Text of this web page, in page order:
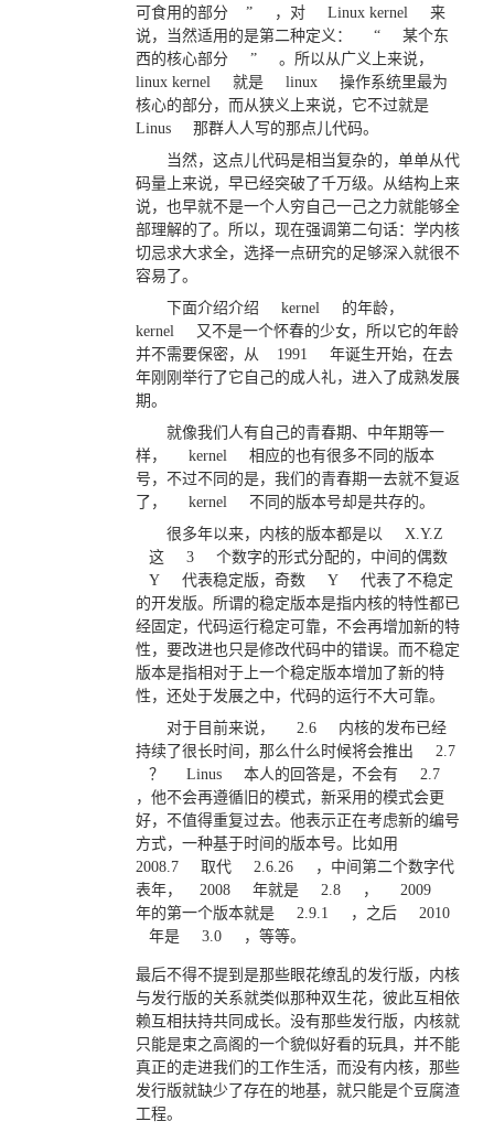
可食用的部分 ” ，对 Linux kernel
来
说，当然适用的是第二种定义：
“
某个东
西的核心部分
”
。所以从广义上来说，
linux kernel
就是 linux
操作系统里最为
核心的部分，而从狭义上来说，它不过就是
Linus
那群人人写的那点儿代码。
当然，这点儿代码是相当复杂的，单单从代
码量上来说，早已经突破了千万级。从结构上来
说，也早就不是一个人穷自己一己之力就能够全
部理解的了。所以，现在强调第二句话：学内核
切忌求大求全，选择一点研究的足够深入就很不
容易了。
下面介绍介绍
kernel
的年龄，
kernel
又不是一个怀春的少女，所以它的年龄
并不需要保密，从
1991
年诞生开始，在去
年刚刚举行了它自己的成人礼，进入了成熟发展
期。
就像我们人有自己的青春期、中年期等一
样，
kernel
相应的也有很多不同的版本
号，不过不同的是，我们的青春期一去就不复返
了，
kernel
不同的版本号却是共存的。
很多年以来，内核的版本都是以
X.Y.Z
这
3
个数字的形式分配的，中间的偶数
Y
代表稳定版，奇数 Y
代表了不稳定
的开发版。所谓的稳定版本是指内核的特性都已
经固定，代码运行稳定可靠，不会再增加新的特
性，要改进也只是修改代码中的错误。而不稳定
版本是指相对于上一个稳定版本增加了新的特
性，还处于发展之中，代码的运行不大可靠。
对于目前来说，
2.6
内核的发布已经
持续了很长时间，那么什么时候将会推出
2.7
？
Linus 本人的回答是，不会有
2.7
，他不会再遵循旧的模式，新采用的模式会更
好，不值得重复过去。他表示正在考虑新的编号
方式，一种基于时间的版本号。比如用
2008.7
取代 2.6.26
，中间第二个数字代
表年，
2008 年就是 2.8 ，
2009
年的第一个版本就是
2.9.1 ，之后
2010
年是
3.0 ，等等。
最后不得不提到是那些眼花缭乱的发行版，内核
与发行版的关系就类似那种双生花，彼此互相依
赖互相扶持共同成长。没有那些发行版，内核就
只能是束之高阁的一个貌似好看的玩具，并不能
真正的走进我们的工作生活，而没有内核，那些
发行版就缺少了存在的地基，就只能是个豆腐渣
工程。